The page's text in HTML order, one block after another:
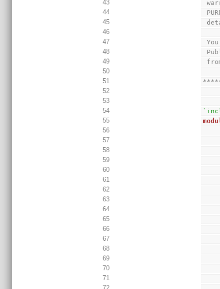
43
44
45
46
47
48
49
50
51
52
53
54
55
56
57
58
59
60
61
62
63
64
65
66
67
68
69
70
71